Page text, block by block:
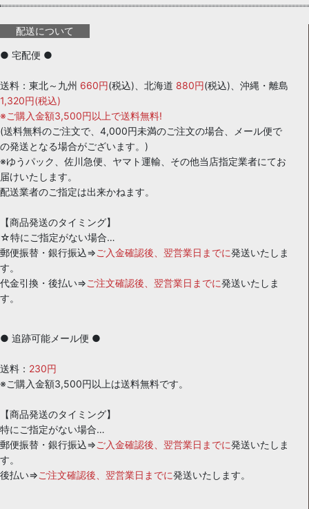
配送について
● 宅配便 ●
送料：東北～九州 660円(税込)、北海道 880円(税込)、沖縄・離島
1,320円(税込)
※ご購入金額3,500円以上で送料無料!
(送料無料のご注文で、4,000円未満のご注文の場合、メール便で
の発送となる場合がございます。)
※ゆうパック、佐川急便、ヤマト運輸、その他当店指定業者にてお
届けいたします。
配送業者のご指定は出来かねます。
【商品発送のタイミング】
☆特にご指定がない場合…
郵便振替・銀行振込⇒ご入金確認後、翌営業日までに発送いたしま
す。
代金引換・後払い⇒ご注文確認後、翌営業日までに発送いたしま
す。
● 追跡可能メール便 ●
送料： 230円
※ご購入金額3,500円以上は送料無料です。
【商品発送のタイミング】
特にご指定がない場合…
郵便振替・銀行振込⇒ご入金確認後、翌営業日までに発送いたしま
す。
後払い⇒ご注文確認後、翌営業日までに発送いたします。